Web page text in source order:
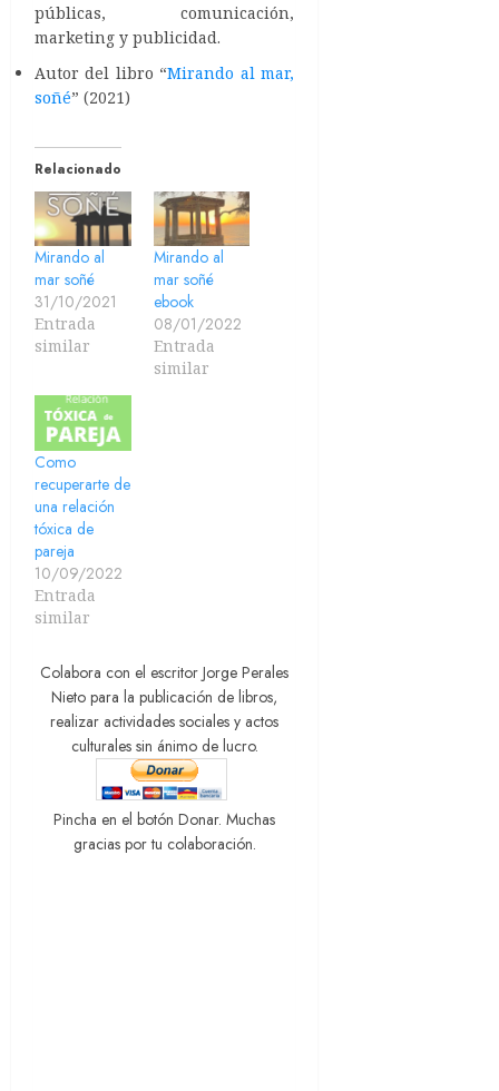
públicas, comunicación,
marketing y publicidad.
Autor del libro “Mirando al mar,
soñé” (2021)
Relacionado
Mirando al
mar soñé
31/10/2021
Entrada
similar
Mirando al
mar soñé
ebook
08/01/2022
Entrada
similar
Como
recuperarte de
una relación
tóxica de
pareja
10/09/2022
Entrada
similar
Colabora con el escritor Jorge Perales
Nieto para la publicación de libros,
realizar actividades sociales y actos
culturales sin ánimo de lucro.
Pincha en el botón Donar. Muchas
gracias por tu colaboración.